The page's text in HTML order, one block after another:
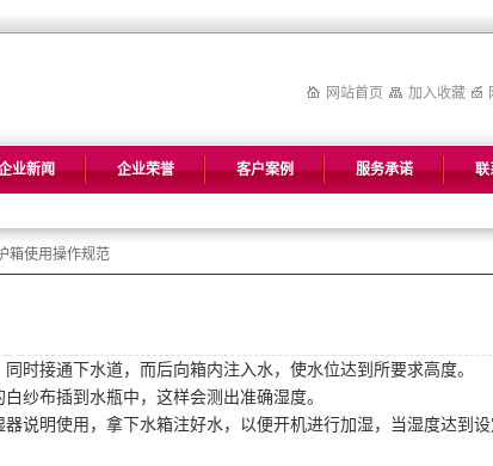
网站首页 加入收藏
业新闻 企业荣誉 客户案例 服务承诺 联
箱使用操作规范
时接通下水道，而后向箱内注入水，使水位达到所要求高度。
纱布插到水瓶中，这样会测出准确湿度。
说明使用，拿下水箱注好水，以便开机进行加湿，当湿度达到